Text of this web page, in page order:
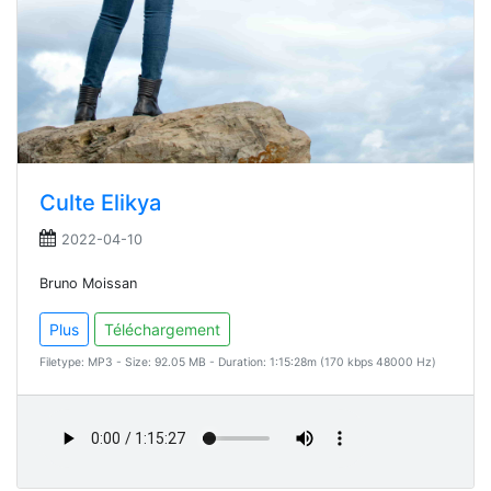
Culte Elikya
2022-04-10
Bruno Moissan
Plus Téléchargement
Filetype: MP3 - Size: 92.05 MB - Duration: 1:15:28m (170 kbps 48000 Hz)